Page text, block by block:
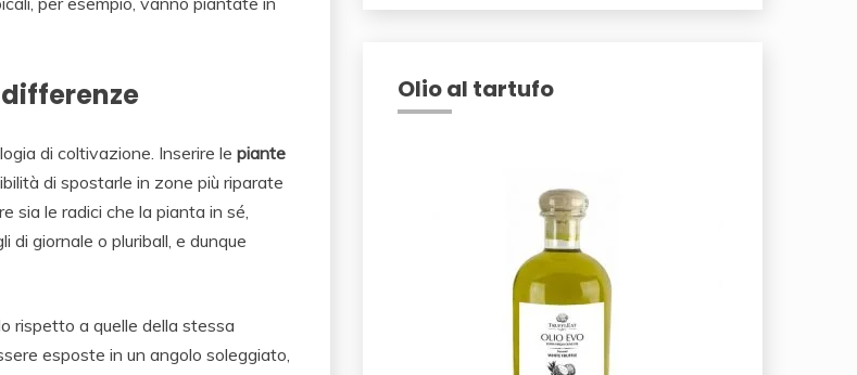
di coltivazione. Inserire le piante
di spostarle in zone più riparate
sia le radici che la pianta in sé,
giornale o pluriball, e dunque
rispetto a quelle della stessa
esposte in un angolo soleggiato,
Olio al tartufo